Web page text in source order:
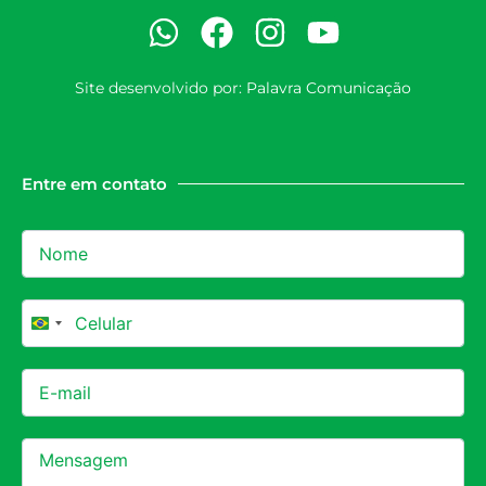
Site desenvolvido por: Palavra Comunicação
Entre em contato
Brazil +55